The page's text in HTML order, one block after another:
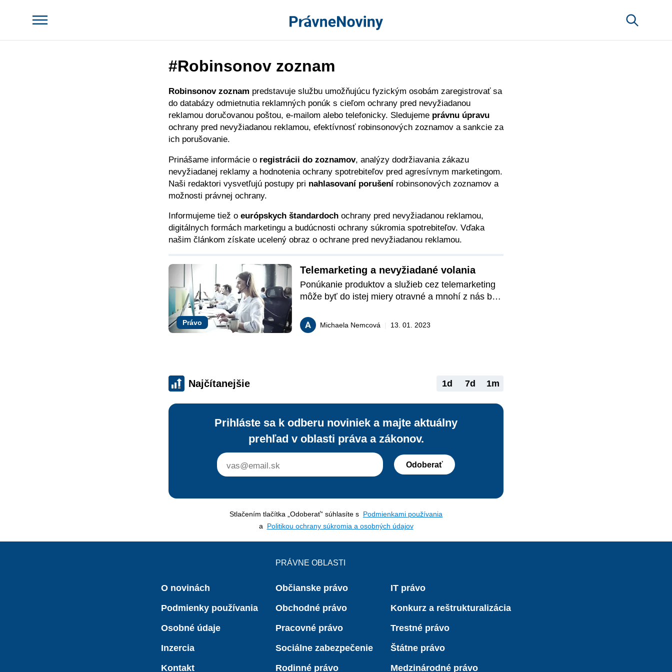
#Robinsonov zoznam
Robinsonov zoznam predstavuje službu umožňujúcu fyzickým osobám zaregistrovať sa
do databázy odmietnutia reklamných ponúk s cieľom ochrany pred nevyžiadanou
reklamou doručovanou poštou, e-mailom alebo telefonicky. Sledujeme právnu úpravu
ochrany pred nevyžiadanou reklamou, efektívnosť robinsonových zoznamov a sankcie za
ich porušovanie.
Prinášame informácie o registrácii do zoznamov, analýzy dodržiavania zákazu
nevyžiadanej reklamy a hodnotenia ochrany spotrebiteľov pred agresívnym marketingom.
Naši redaktori vysvetľujú postupy pri nahlasovaní porušení robinsonových zoznamov a
možnosti právnej ochrany.
Informujeme tiež o európskych štandardoch ochrany pred nevyžiadanou reklamou,
digitálnych formách marketingu a budúcnosti ochrany súkromia spotrebiteľov. Vďaka
našim článkom získate ucelený obraz o ochrane pred nevyžiadanou reklamou.
Právo
Telemarketing a nevyžiadané volania
Ponúkanie produktov a služieb cez telemarketing
môže byť do istej miery otravné a mnohí z nás by
Zákonodarca našťastie na túto skutočnosť myslel
a do zákona o elektronických komunikáciách
Michaela Nemcová 13. 01. 2023
Najčítanejšie 1d 7d 1m
Prihláste sa k odberu noviniek a majte aktuálny
prehľad v oblasti práva a zákonov.
Odoberať
Stlačením tlačítka „Odoberať“ súhlasíte s Podmienkami používania
a Politikou ochrany súkromia a osobných údajov
O novinách
Podmienky používania
Osobné údaje
Inzercia
Kontakt
PRÁVNE OBLASTI
Občianske právo
Obchodné právo
Pracovné právo
Sociálne zabezpečenie
Rodinné právo
IT právo
Konkurz a reštrukturalizácia
Trestné právo
Štátne právo
Medzinárodné právo